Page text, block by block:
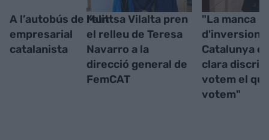
A l’autobús de l’elit
empresarial
catalanista
Muntsa Vilalta pren
el relleu de Teresa
Navarro a la
direcció general de
FemCAT
"La manca
d'inversions
Catalunya
clara
votem el
votem"